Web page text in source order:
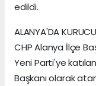
edildi.
ALANYA'DA
CHP Alanya İlçe
Yeni Parti'ye
Başkanı olarak